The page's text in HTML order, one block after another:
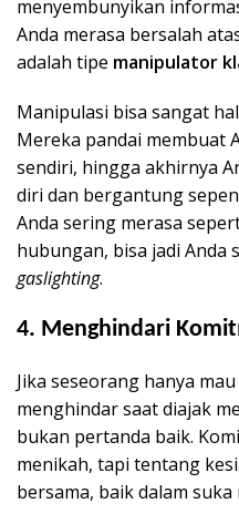
menyembunyikan
Anda merasa bersalah
adalah tipe manipulator
Manipulasi bisa sangat
Mereka pandai membuat
sendiri, hingga akhirnya
diri dan bergantung
Anda sering merasa
hubungan, bisa jadi Anda
gaslighting.
4. Menghindari
Jika seseorang hanya
menghindar saat diajak
bukan pertanda baik.
menikah, tapi tentang
bersama, baik dalam